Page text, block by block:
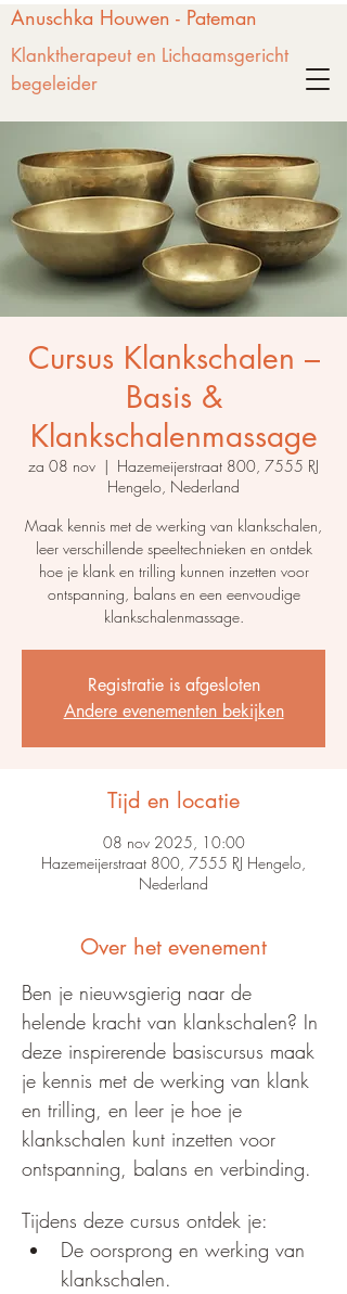
Anuschka Houwen - Pateman
Klanktherapeut en Lichaamsgericht
begeleider
Cursus Klankschalen –
Basis &
Klankschalenmassage
za 08 nov
  |
Hazemeijerstraat 800, 7555 RJ
Hengelo, Nederland
Maak kennis met de werking van klankschalen,
leer verschillende speeltechnieken en ontdek
hoe je klank en trilling kunnen inzetten voor
ontspanning, balans en een eenvoudige
klankschalenmassage.
Registratie is afgesloten
Andere evenementen bekijken
Tijd en locatie
08 nov 2025, 10:00
Hazemeijerstraat 800, 7555 RJ Hengelo,
Nederland
Over het evenement
Ben je nieuwsgierig naar de
helende kracht van klankschalen? In
deze inspirerende basiscursus maak
je kennis met de werking van klank
en trilling, en leer je hoe je
klankschalen kunt inzetten voor
ontspanning, balans en verbinding.
Tijdens deze cursus ontdek je:
De oorsprong en werking van
klankschalen.